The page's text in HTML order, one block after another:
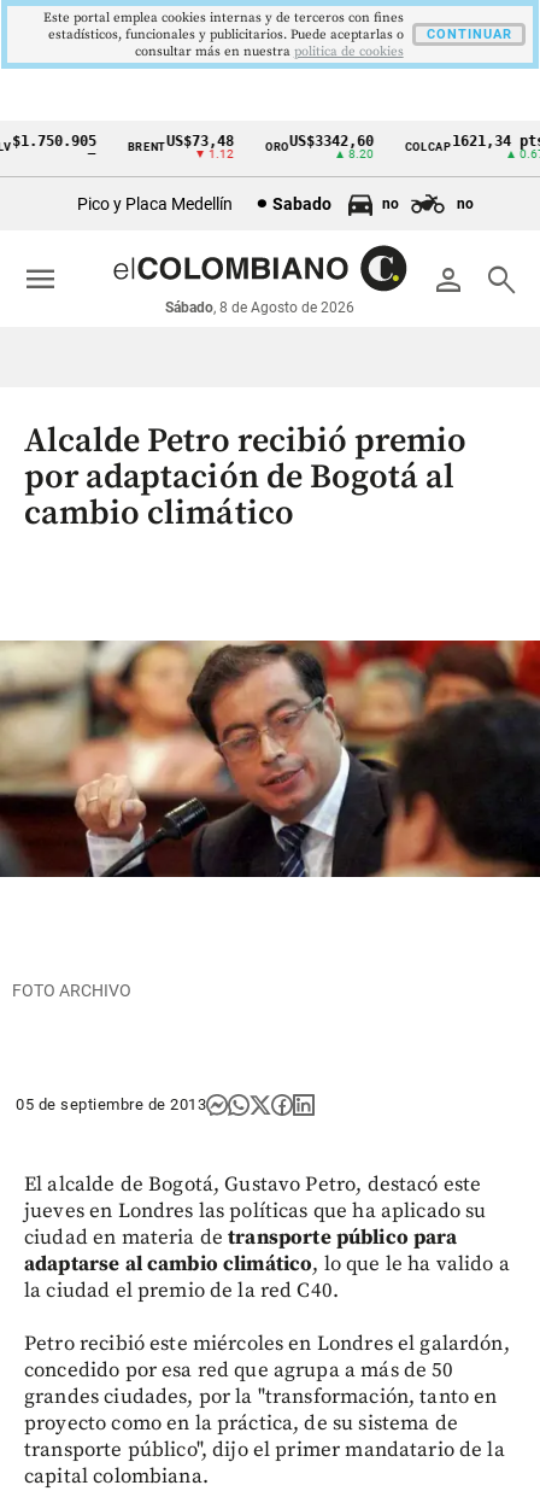
Cintillo
económicos
Colombia
BRENTUS$73,48
▼ 1.12
OROUS$3342,60
▲ 8.20
COLCAP1621,34 pts
▲ 0.67
Pico y Placa Medellín Sabado no no
person search
Sábado, 8 de Agosto de 2026
menu
Alcalde Petro recibió premio
por adaptación de Bogotá al
cambio climático
FOTO ARCHIVO
05 de septiembre de 2013
El alcalde de Bogotá, Gustavo Petro, destacó este
jueves en Londres las políticas que ha aplicado su
ciudad en materia detransporte público para
adaptarse al cambio climático, lo que le ha valido a
la ciudad el premio de la red C40.
Petro recibió este miércoles en Londres el galardón,
concedido por esa red que agrupa a más de 50
grandes ciudades, por la "transformación, tanto en
proyecto como en la práctica, de su sistema de
transporte público", dijo el primer mandatario de la
capital colombiana.
Este portal emplea cookies internas y de terceros con fines
estadísticos, funcionales y publicitarios. Puede aceptarlas o
consultar más en nuestra politica de cookies
CONTINUAR